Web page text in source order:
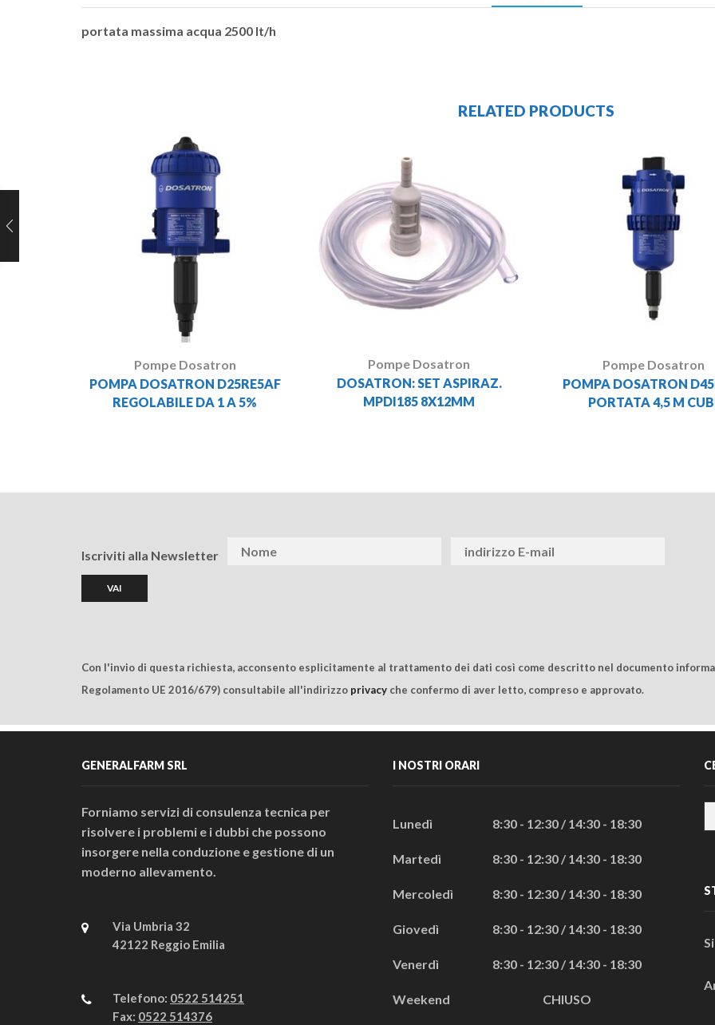
portata massima acqua 2500 lt/h
RELATED PRODUCTS
Pompe Dosatron
POMPA DOSATRON D25RE5AF
REGOLABILE DA 1 A 5%
Pompe Dosatron
DOSATRON: SET ASPIRAZ.
MPDI185 8X12MM
Pompe Dosatron
POMPA DOSATRON
PORTATA 4,5 M
Iscriviti alla Newsletter
Con l'invio di questa richiesta, acconsento esplicitamente al trattamento dei dati così come descritto nel documento
Regolamento UE 2016/679) consultabile all'indirizzo privacy che confermo di aver letto, compreso e approvato.
GENERALFARM SRL
Forniamo servizi di consulenza tecnica per
risolvere i problemi e i dubbi che possono
insorgere nella conduzione e gestione di un
moderno allevamento.
Via Umbria 32
42122 Reggio Emilia
Telefono: 0522 514251
Fax: 0522 514376
I NOSTRI ORARI
Lunedì 8:30 - 12:30 / 14:30 - 18:30
Martedì 8:30 - 12:30 / 14:30 - 18:30
Mercoledì 8:30 - 12:30 / 14:30 - 18:30
Giovedì 8:30 - 12:30 / 14:30 - 18:30
Venerdì 8:30 - 12:30 / 14:30 - 18:30
Weekend CHIUSO